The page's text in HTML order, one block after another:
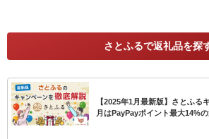
さとふるで返礼品を探
【2025年1月最新版】さとふる
月はPayPayポイント最大14%の